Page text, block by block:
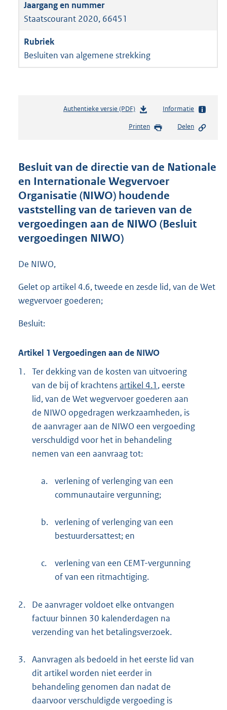
Staatscourant 2020, 66451
Besluiten van algemene strekking
Authentieke versie (PDF)b
s
d
s
g
o
o
6
Informatie
Printen Delen
Besluit van de directie van de Nationale
en Internationale Wegvervoer
Organisatie (NIWO) houdende
vaststelling van de tarieven van de
vergoedingen aan de NIWO (Besluit
vergoedingen NIWO)
De NIWO,
Gelet op artikel 4.6, tweede en zesde lid, van de Wet
wegvervoer goederen;
Besluit:
Artikel 1 Vergoedingen aan de NIWO
1. Ter dekking van de kosten van uitvoering
van de bij of krachtensartikel 4.1 , eerste
lid, van de Wet wegvervoer goederen aan
de NIWO opgedragen werkzaamheden, is
de aanvrager aan de NIWO een vergoeding
verschuldigd voor het in behandeling
nemen van een aanvraag tot:
a.
verlening of verlenging van een
communautaire vergunning;
b. verlening of verlenging van een
bestuurdersattest; en
c.
verlening van een CEMT-vergunning
of van een ritmachtiging.
2.
De aanvrager voldoet elke ontvangen
factuur binnen 30 kalenderdagen na
verzending van het betalingsverzoek.
3. Aanvragen als bedoeld in het eerste lid van
dit artikel worden niet eerder in
behandeling genomen dan nadat de
daarvoor verschuldigde vergoeding is